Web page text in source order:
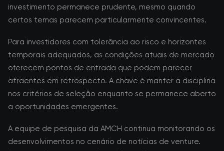
investimento permanece prudente, mesmo quando
certos temas parecem particularmente convincentes.
Para investidores com tolerância ao risco e horizontes
temporais adequados, as condições atuais de mercado
oferecem pontos de entrada que podem parecer
atraentes em retrospecto. A chave é manter a disciplina
nos critérios de seleção enquanto se permanece aberto
a oportunidades emergentes.
A equipe de pesquisa da AMCH continua monitorando os
desenvolvimentos no cenário de notícias de venture.